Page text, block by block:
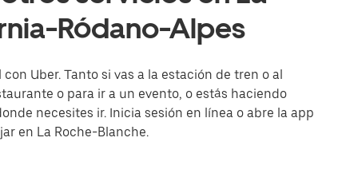
Ródano-Alpes
Uber. Tanto si vas a la estación de tren o al
o para ir a un evento, o estás haciendo
necesites ir. Inicia sesión en línea o abre la app
en La Roche-Blanche.